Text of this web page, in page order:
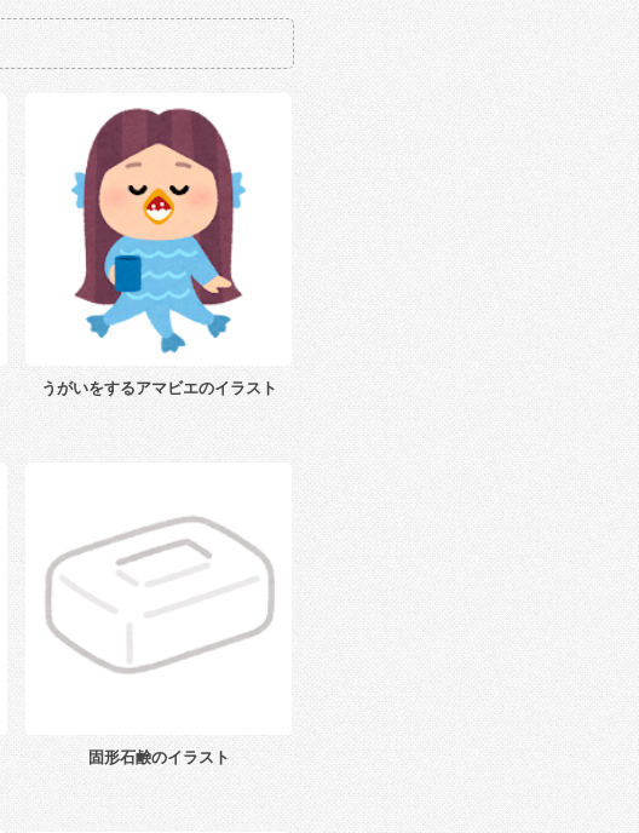
うがいをするアマビエのイラスト
固形石鹸のイラスト